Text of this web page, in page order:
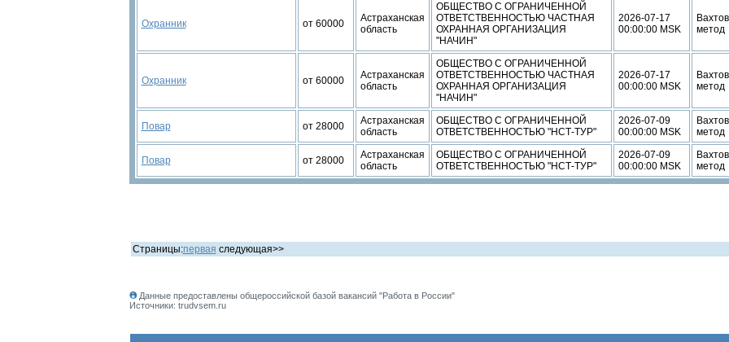
Охранник от 60000
Астраханская
область
ОБЩЕСТВО С ОГРАНИЧЕННОЙ
ОТВЕТСТВЕННОСТЬЮ ЧАСТНАЯ
ОХРАННАЯ ОРГАНИЗАЦИЯ
"НАЧИН"
2026-07-17
00:00:00 MSK
метод
Охранник от 60000
Астраханская
область
ОБЩЕСТВО С ОГРАНИЧЕННОЙ
ОТВЕТСТВЕННОСТЬЮ ЧАСТНАЯ
ОХРАННАЯ ОРГАНИЗАЦИЯ
"НАЧИН"
2026-07-17
00:00:00 MSK
метод
Повар от 28000
Астраханская
область
ОБЩЕСТВО С ОГРАНИЧЕННОЙ
ОТВЕТСТВЕННОСТЬЮ "НСТ-ТУР"
2026-07-09
00:00:00 MSK
метод
Повар от 28000
Астраханская
область
ОБЩЕСТВО С ОГРАНИЧЕННОЙ
ОТВЕТСТВЕННОСТЬЮ "НСТ-ТУР"
2026-07-09
00:00:00 MSK
метод
Страницы:первая следующая>>
Данные предоставлены общероссийской базой вакансий "Работа в России"
Источники: trudvsem.ru